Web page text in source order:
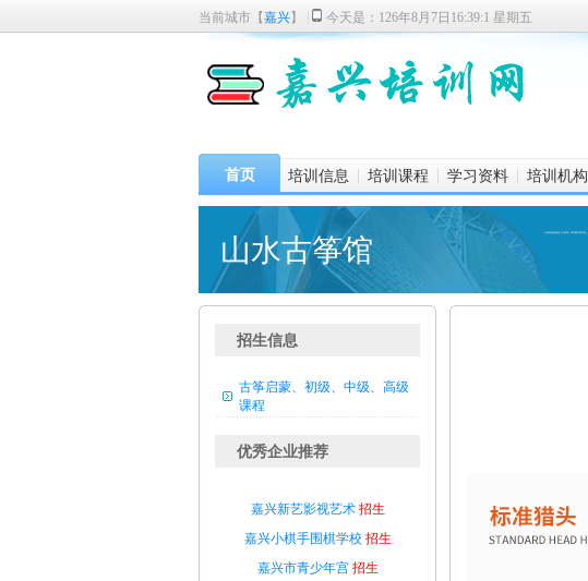
当前城市【嘉兴】 今天是：126年8月7日16:39:1 星期五
首页 培训信息 培训课程 学习资料 培训机构
山水古筝馆
招生信息
古筝启蒙、初级、中级、高级
课程
优秀企业推荐
嘉兴新艺影视艺术招生
嘉兴小棋手围棋学校 招生
嘉兴市青少年宫招生